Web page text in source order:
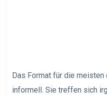
Das Format für die
informell. Sie treffen sich